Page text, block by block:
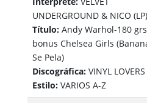
UNDERGROUND & NICO (LP)
Título:Andy Warhol-180
bonus Chelsea Girls
Se Pela)
Discográfica:VINYL LOVERS
Estilo:VARIOS A-Z